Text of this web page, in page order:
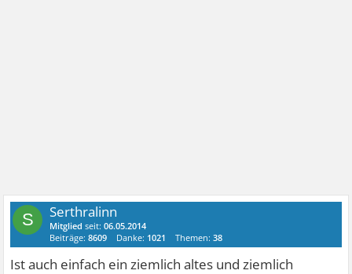
S Serthralinn
Mitglied seit:06.05.2014
Beiträge:8609 Danke: 1021 Themen:38
Ist auch einfach ein ziemlich altes und ziemlich